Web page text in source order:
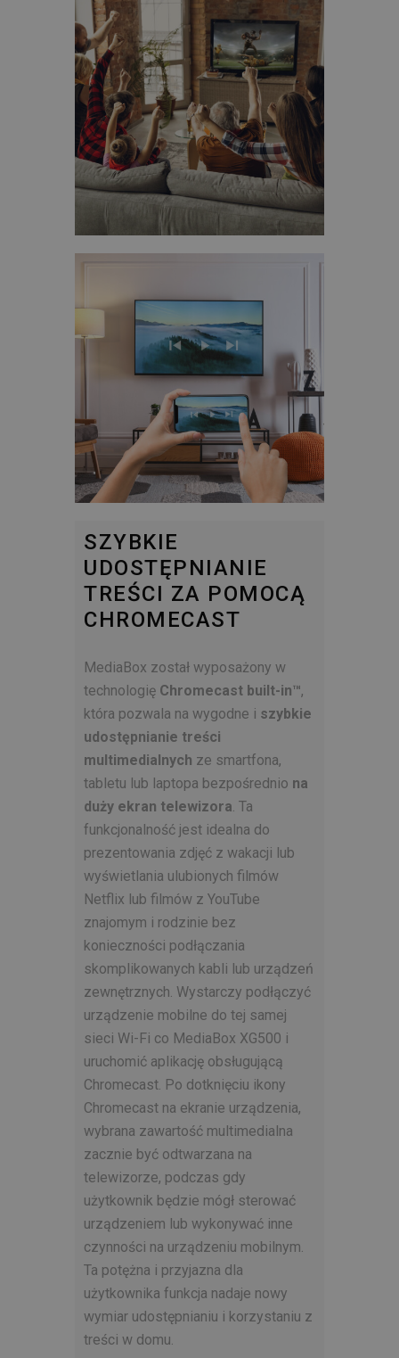
SZYBKIE
UDOSTĘPNIANIE
TREŚCI ZA POMOCĄ
CHROMECAST
MediaBox został wyposażony w
technologię Chromecast built-in™,
która pozwala na wygodne i szybkie
udostępnianie treści
multimedialnych ze smartfona,
tabletu lub laptopa bezpośrednio na
duży ekran telewizora. Ta
funkcjonalność jest idealna do
prezentowania zdjęć z wakacji lub
wyświetlania ulubionych filmów
Netflix lub filmów z YouTube
znajomym i rodzinie bez
konieczności podłączania
skomplikowanych kabli lub urządzeń
zewnętrznych. Wystarczy podłączyć
urządzenie mobilne do tej samej
sieci Wi-Fi co MediaBox XG500 i
uruchomić aplikację obsługującą
Chromecast. Po dotknięciu ikony
Chromecast na ekranie urządzenia,
wybrana zawartość multimedialna
zacznie być odtwarzana na
telewizorze, podczas gdy
użytkownik będzie mógł sterować
urządzeniem lub wykonywać inne
czynności na urządzeniu mobilnym.
Ta potężna i przyjazna dla
użytkownika funkcja nadaje nowy
wymiar udostępnianiu i korzystaniu z
treści w domu.